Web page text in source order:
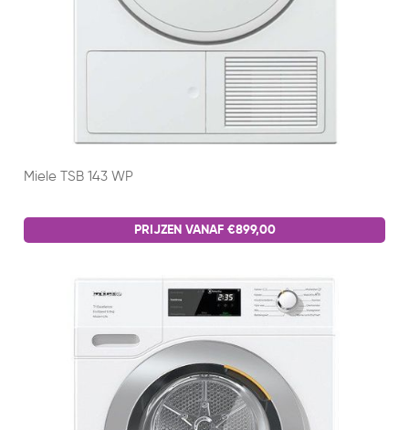
Miele TSB 143 WP
PRIJZEN VANAF €899,00